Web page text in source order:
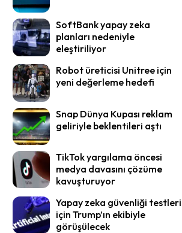
SoftBank yapay zeka
planları nedeniyle
eleştiriliyor
Robot üreticisi Unitree için
yeni değerleme hedefi
Snap Dünya Kupası reklam
geliriyle beklentileri aştı
TikTok yargılama öncesi
medya davasını çözüme
kavuşturuyor
Yapay zeka güvenliği testleri
için Trump’ın ekibiyle
görüşülecek